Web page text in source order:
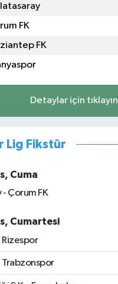
FK
FK
Detaylar için tıklayın
Lig Fikstür
Cuma
Çorum FK
Cumartesi
Rizespor
Trabzonspor